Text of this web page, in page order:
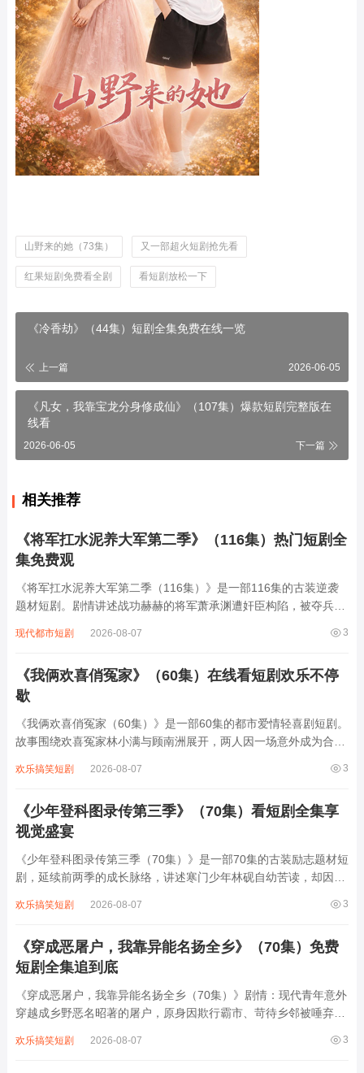
山野来的她（73集） 又一部超火短剧抢先看
红果短剧免费看全剧 看短剧放松一下
《冷香劫》（44集）短剧全集免费在线一览
上一篇 2026-06-05
《凡女，我靠宝龙分身修成仙》（107集）爆款短剧完整版在
线看
2026-06-05 下一篇
相关推荐
《将军扛水泥养大军第二季》（116集）热门短剧全
集免费观
《将军扛水泥养大军第二季（116集）》是一部116集的古装逆袭
题材短剧。剧情讲述战功赫赫的将军萧承渊遭奸臣构陷，被夺兵权
生。面对昔日部下被欺压、敌国细作渗透等危机，萧承渊白天在工
3
现代都市短剧 2026-08-07
《我俩欢喜俏冤家》（60集）在线看短剧欢乐不停
歇
《我俩欢喜俏冤家（60集）》是一部60集的都市爱情轻喜剧短剧。
故事围绕欢喜冤家林小满与顾南洲展开，两人因一场意外成为合租
的插画师，顾南洲则是毒舌傲娇的金融精英，日常斗嘴中碰撞出无
3
欢乐搞笑短剧 2026-08-07
《少年登科图录传第三季》（70集）看短剧全集享
视觉盛宴
《少年登科图录传第三季（70集）》是一部70集的古装励志题材短
剧，延续前两季的成长脉络，讲述寒门少年林砚自幼苦读，却因家
科举之路上披荆斩棘，从乡试到殿试层层突围，更在京城结识了志
3
欢乐搞笑短剧 2026-08-07
《穿成恶屠户，我靠异能名扬全乡》（70集）免费
短剧全集追到底
《穿成恶屠户，我靠异能名扬全乡（70集）》剧情：现代青年意外
穿越成乡野恶名昭著的屠户，原身因欺行霸市、苛待乡邻被唾弃。
良屠宰技艺，让猪肉品质远超同行。从智斗地痞到揭露奸商阴谋，
3
欢乐搞笑短剧 2026-08-07